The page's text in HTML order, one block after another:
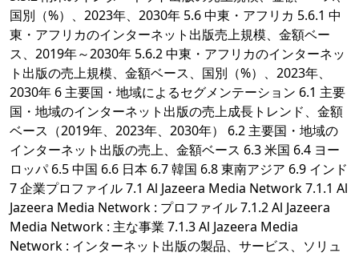
国別（%）、2023年、2030年 5.6 中東・アフリカ 5.6.1 中
東・アフリカのインターネット出版売上規模、金額ベー
ス、2019年～2030年 5.6.2 中東・アフリカのインターネッ
ト出版の売上規模、金額ベース、国別（%）、2023年、
2030年 6 主要国・地域によるセグメンテーション 6.1 主要
国・地域のインターネット出版の売上成長トレンド、金額
ベース（2019年、2023年、2030年） 6.2 主要国・地域の
インターネット出版の売上、金額ベース 6.3 米国 6.4 ヨー
ロッパ 6.5 中国 6.6 日本 6.7 韓国 6.8 東南アジア 6.9 インド
7 企業プロファイル 7.1 Al Jazeera Media Network 7.1.1 Al
Jazeera Media Network : プロファイル 7.1.2 Al Jazeera
Media Network : 主な事業 7.1.3 Al Jazeera Media
Network : インターネット出版の製品、サービス、ソリュ